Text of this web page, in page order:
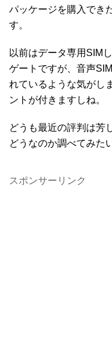
パッケージを購入でき
す。
以前はデータ専用SIM
ゲートですが、音声
れているような気がし
ントが付きますしね。
どうも最近の評判は芳
どうなのか調べてみた
スポンサーリンク